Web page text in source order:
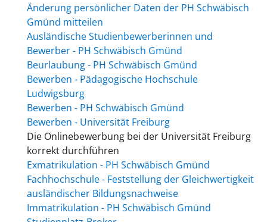
Änderung persönlicher Daten der PH Schwäbisch
Gmünd mitteilen
Ausländische Studienbewerberinnen und
Bewerber - PH Schwäbisch Gmünd
Beurlaubung - PH Schwäbisch Gmünd
Bewerben - Pädagogische Hochschule
Ludwigsburg
Bewerben - PH Schwäbisch Gmünd
Bewerben - Universität Freiburg
Die Onlinebewerbung bei der Universität Freiburg
korrekt durchführen
Exmatrikulation - PH Schwäbisch Gmünd
Fachhochschule - Feststellung der Gleichwertigkeit
ausländischer Bildungsnachweise
Immatrikulation - PH Schwäbisch Gmünd